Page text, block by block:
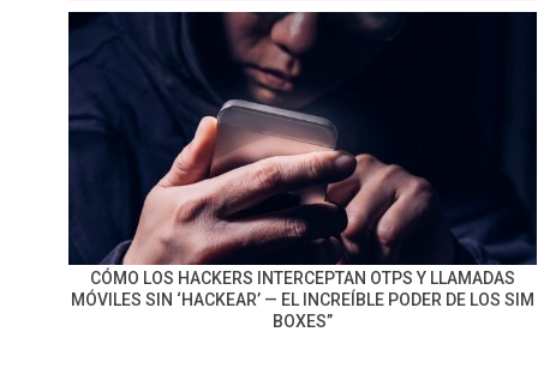
CÓMO LOS HACKERS INTERCEPTAN OTPS Y LLAMADAS
MÓVILES SIN ‘HACKEAR’ — EL INCREÍBLE PODER DE LOS SIM
BOXES”